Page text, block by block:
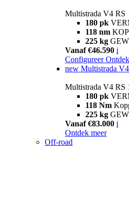
Multistrada V4 RS
180 pk
118 nm
225 kg
Vanaf €46.590 i
Configureer
new Multistrada
Multistrada V4 RS
180 pk
118 Nm
225 kg
Vanaf €83.000 i
Ontdek meer
Off-road